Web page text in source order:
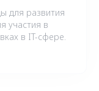
для развития
участия в
в IT-сфере.